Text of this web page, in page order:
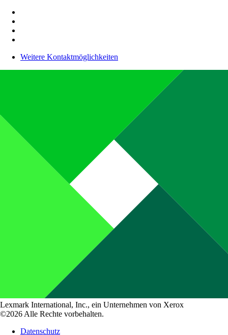
Weitere Kontaktmöglichkeiten
Lexmark International, Inc., ein Unternehmen von Xerox
©2026 Alle Rechte vorbehalten.
Datenschutz